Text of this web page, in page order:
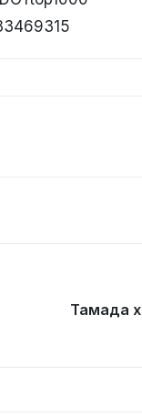
Тамада